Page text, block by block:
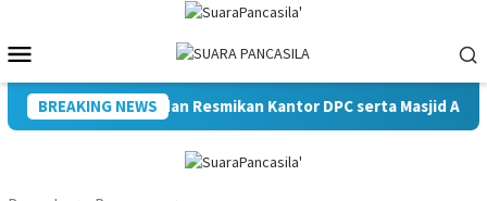
konten
Mobile
BREAKING NEWS
ke-28 PKB dan Resmikan Kantor DPC serta Masjid Al